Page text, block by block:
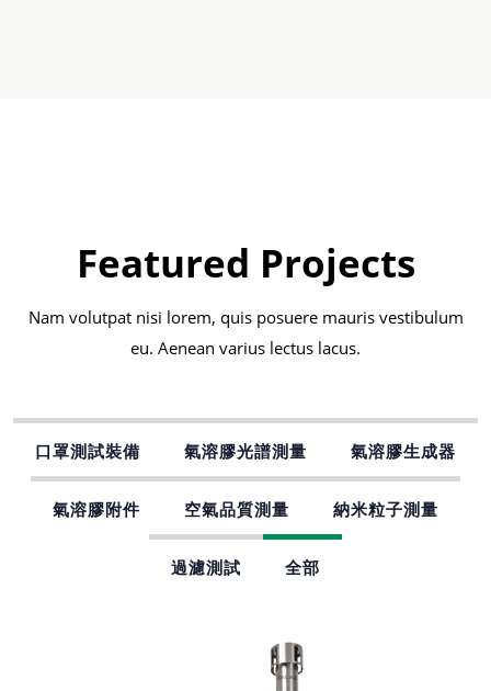
Featured Projects
Nam volutpat nisi lorem, quis posuere mauris vestibulum
eu. Aenean varius lectus lacus.
口罩測試裝備 氣溶膠光譜測量 氣溶膠生成器
氣溶膠附件 空氣品質測量 納米粒子測量
過濾測試 全部